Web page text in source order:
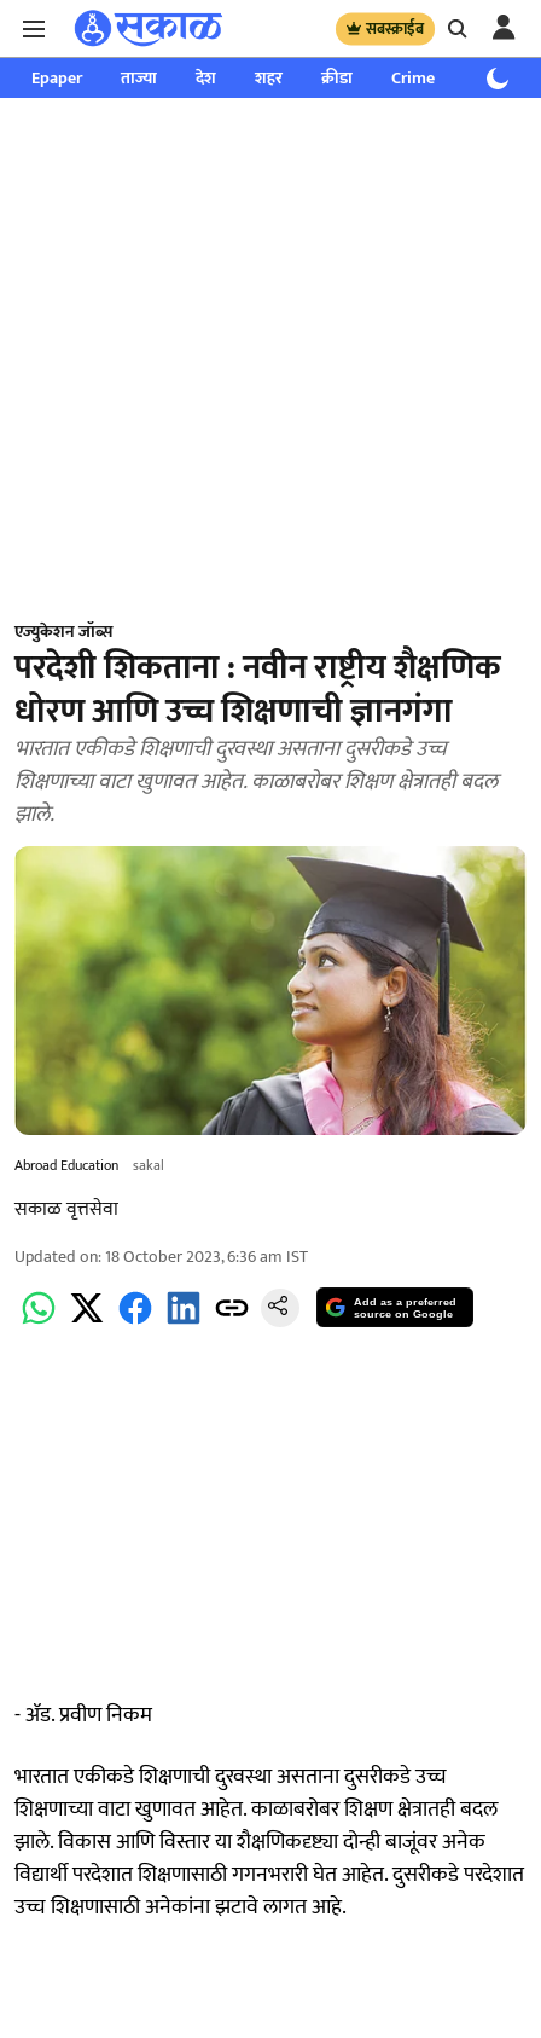
सबस्क्राईब
Epaper ताज्या देश शहर क्रीडा Crime साप्ताहिक
एज्युकेशन जॉब्स
परदेशी शिकताना : नवीन राष्ट्रीय शैक्षणिक
धोरण आणि उच्च शिक्षणाची ज्ञानगंगा
भारतात एकीकडे शिक्षणाची दुरवस्था असताना दुसरीकडे उच्च
शिक्षणाच्या वाटा खुणावत आहेत. काळाबरोबर शिक्षण क्षेत्रातही बदल
झाले.
Abroad Education sakal
सकाळ वृत्तसेवा
Updated on:18 October 2023, 6:36 am IST
Add as a preferred
source on Google
- ॲड. प्रवीण निकम
भारतात एकीकडे शिक्षणाची दुरवस्था असताना दुसरीकडे उच्च
शिक्षणाच्या वाटा खुणावत आहेत. काळाबरोबर शिक्षण क्षेत्रातही बदल
झाले. विकास आणि विस्तार या शैक्षणिकदृष्ट्या दोन्ही बाजूंवर अनेक
विद्यार्थी परदेशात शिक्षणासाठी गगनभरारी घेत आहेत. दुसरीकडे परदेशात
उच्च शिक्षणासाठी अनेकांना झटावे लागत आहे.